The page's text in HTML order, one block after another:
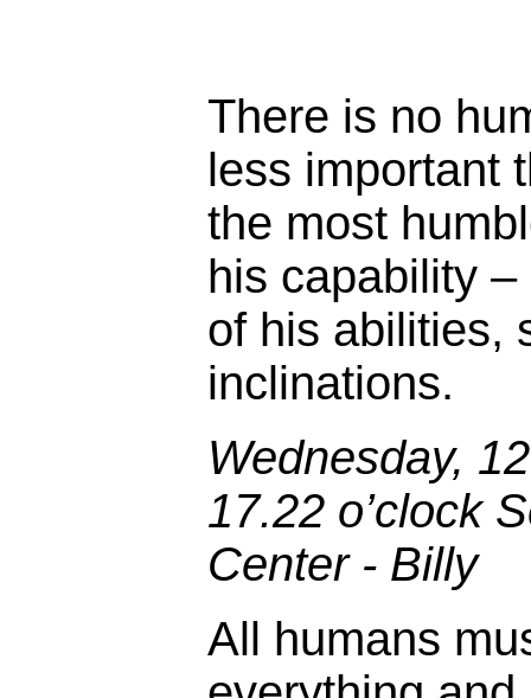
There is no
less important
the most
his capability
of his abilities,
inclinations.
Wednesday,
17.22 o’clock
Center - Billy
All humans